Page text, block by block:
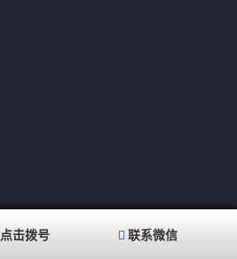
点击拨号 联系微信